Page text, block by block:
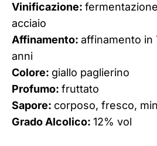
Vinificazione:
acciaio
Affinamento: affinamento in
anni
Colore: giallo paglierino
Profumo: fruttato
Sapore: corposo, fresco,
Grado Alcolico: 12% vol